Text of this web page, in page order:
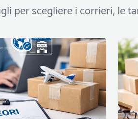
per scegliere i corrieri, le